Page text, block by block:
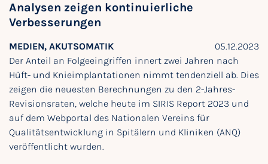
Analysen zeigen kontinuierliche
Verbesserungen
MEDIEN, AKUTSOMATIK
05.12.2023
Der Anteil an Folgeeingriffen innert zwei Jahren nach
Hüft- und Knieimplantationen nimmt tendenziell ab. Dies
zeigen die neuesten Berechnungen zu den 2-Jahres-
Revisionsraten, welche heute im SIRIS Report 2023 und
auf dem Webportal des Nationalen Vereins für
Qualitätsentwicklung in Spitälern und Kliniken (ANQ)
veröffentlicht wurden.